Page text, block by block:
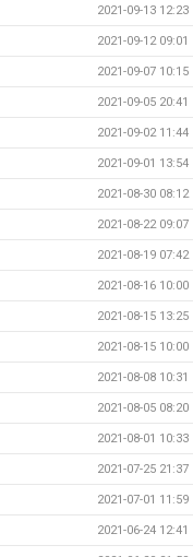
2021-09-13 12:23
2021-09-12 09:01
2021-09-07 10:15
2021-09-05 20:41
2021-09-02 11:44
2021-09-01 13:54
2021-08-30 08:12
2021-08-22 09:07
2021-08-19 07:42
2021-08-16 10:00
2021-08-15 13:25
2021-08-15 10:00
2021-08-08 10:31
2021-08-05 08:20
2021-08-01 10:33
2021-07-25 21:37
2021-07-01 11:59
2021-06-24 12:41